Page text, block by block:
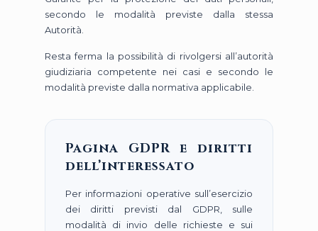
secondo le modalità previste dalla stessa
Autorità.
Resta ferma la possibilità di rivolgersi all’autorità
giudiziaria competente nei casi e secondo le
modalità previste dalla normativa applicabile.
Pagina GDPR e diritti
dell’interessato
Per informazioni operative sull’esercizio
dei diritti previsti dal GDPR, sulle
modalità di invio delle richieste e sui